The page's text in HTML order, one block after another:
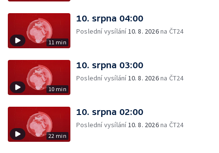
11 min
10. srpna 04:00
Poslední vysílání10. 8. 2026na ČT24
10 min
10. srpna 03:00
Poslední vysílání10. 8. 2026na ČT24
22 min
10. srpna 02:00
Poslední vysílání10. 8. 2026na ČT24